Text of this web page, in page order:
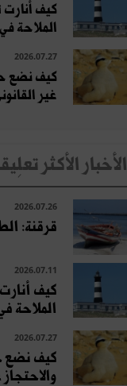
كيف
الملاحة
2026.07.27
كيف نضع
غير
الأخبار الأكثر
2026.07.26
قرقنة:
2026.07.11
كيف
الملاحة
2026.07.27
كيف نضع